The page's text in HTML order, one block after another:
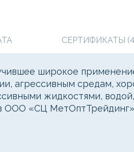
СЕРТИФИКАТЫ
широкое
агрессивным средам,
жидкостями,
ООО «СЦ